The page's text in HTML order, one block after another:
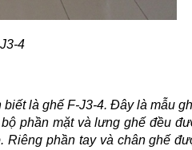
4
là ghế F-J3-4. Đây là mẫu
phần mặt và lưng ghế đều
Riêng phần tay và chân ghế